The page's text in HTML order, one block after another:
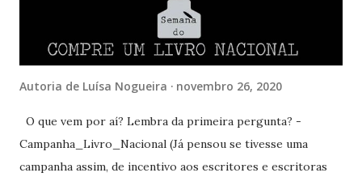
assim? Explico: nosso blog está com mais de 940 mil
visualizações. Considerando que ele fic...
Autoria de Luísa Nogueira novembro 26, 2020
O que vem por aí? Lembra da primeira pergunta? -
Campanha_Livro_Nacional (Já pensou se tivesse uma
campanha assim, de incentivo aos escritores e escritoras